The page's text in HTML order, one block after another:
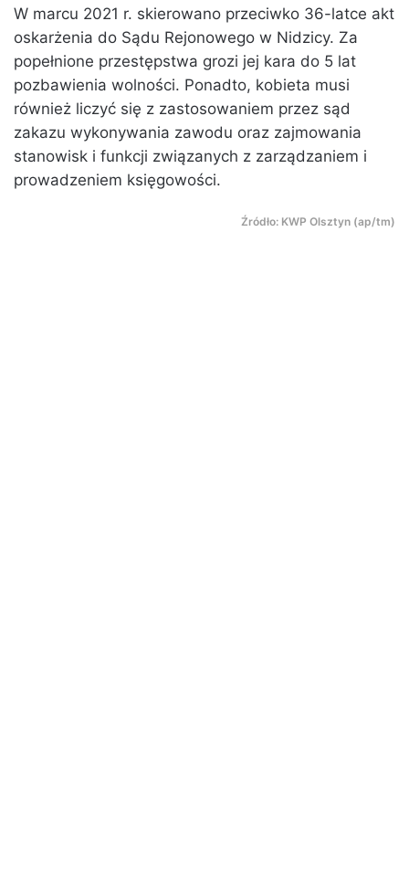
W marcu 2021 r. skierowano przeciwko 36-latce akt
oskarżenia do Sądu Rejonowego w Nidzicy. Za
popełnione przestępstwa grozi jej kara do 5 lat
pozbawienia wolności. Ponadto, kobieta musi
również liczyć się z zastosowaniem przez sąd
zakazu wykonywania zawodu oraz zajmowania
stanowisk i funkcji związanych z zarządzaniem i
prowadzeniem księgowości.
Źródło: KWP Olsztyn (ap/tm)